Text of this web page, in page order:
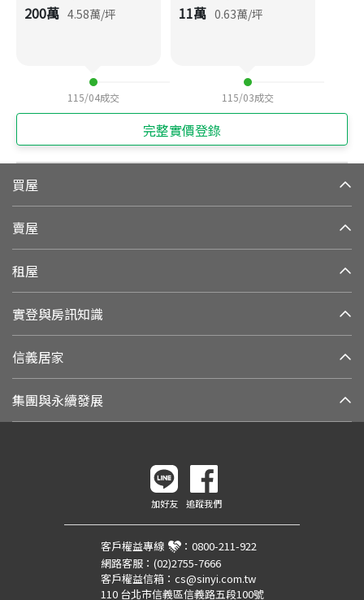
200萬 4.58萬/坪
115/04成交
11萬 0.63萬/坪
115/03成交
完整實價登錄
買屋
賣屋
租屋
實登與房訊知識
信義居家
集團與永續發展
加好友 追蹤我們
客戶權益專線 ： 0800-211-922
網路客服： (02)2755-7666
客戶權益信箱： cs@sinyi.com.tw
110 台北市信義區信義路五段100號